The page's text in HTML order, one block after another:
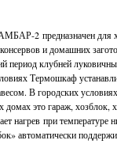
2 предназначен для
и домашних
период клубней
Термошкаф
В городских
это гараж, хозблок,
нагрев при температуре
автоматически